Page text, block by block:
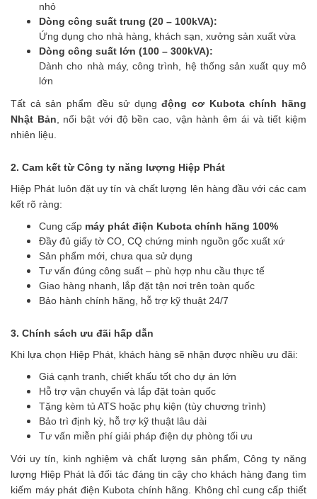
nhỏ
Dòng công suất trung (20 – 100kVA):
Ứng dụng cho nhà hàng, khách sạn, xưởng sản xuất vừa
Dòng công suất lớn (100 – 300kVA):
Dành cho nhà máy, công trình, hệ thống sản xuất quy mô
lớn
Tất cả sản phẩm đều sử dụngđộng cơ Kubota chính hãng
Nhật Bản , nổi bật với độ bền cao, vận hành êm ái và tiết kiệm
nhiên liệu.
2. Cam kết từ Công ty năng lượng Hiệp Phát
Hiệp Phát luôn đặt uy tín và chất lượng lên hàng đầu với các cam
kết rõ ràng:
Cung cấp máy phát điện Kubota chính hãng 100%
Đầy đủ giấy tờ CO, CQ chứng minh nguồn gốc xuất xứ
Sản phẩm mới, chưa qua sử dụng
Tư vấn đúng công suất – phù hợp nhu cầu thực tế
Giao hàng nhanh, lắp đặt tận nơi trên toàn quốc
Bảo hành chính hãng, hỗ trợ kỹ thuật 24/7
3. Chính sách ưu đãi hấp dẫn
Khi lựa chọn Hiệp Phát, khách hàng sẽ nhận được nhiều ưu đãi:
Giá cạnh tranh, chiết khấu tốt cho dự án lớn
Hỗ trợ vận chuyển và lắp đặt toàn quốc
Tặng kèm tủ ATS hoặc phụ kiện (tùy chương trình)
Bảo trì định kỳ, hỗ trợ kỹ thuật lâu dài
Tư vấn miễn phí giải pháp điện dự phòng tối ưu
Với uy tín, kinh nghiệm và chất lượng sản phẩm, Công ty năng
lượng Hiệp Phát là đối tác đáng tin cậy cho khách hàng đang tìm
kiếm máy phát điện Kubota chính hãng. Không chỉ cung cấp thiết